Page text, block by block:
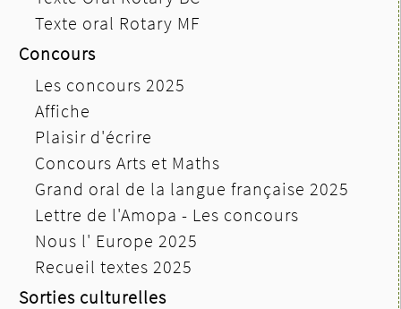
Texte oral Rotary MF
Concours
Les concours 2025
Affiche
Plaisir d'écrire
Concours Arts et Maths
Grand oral de la langue française 2025
Lettre de l'Amopa - Les concours
Nous l' Europe 2025
Recueil textes 2025
Sorties culturelles